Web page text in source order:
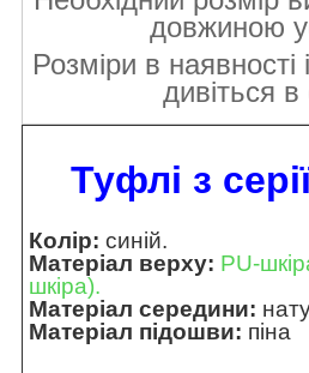
довжиною
Розміри в наявності
дивіться в
Туфлі з
Колір: синій.
Матеріал верху: PU-
шкіра).
Матеріал середини:
Матеріал підошви: піна